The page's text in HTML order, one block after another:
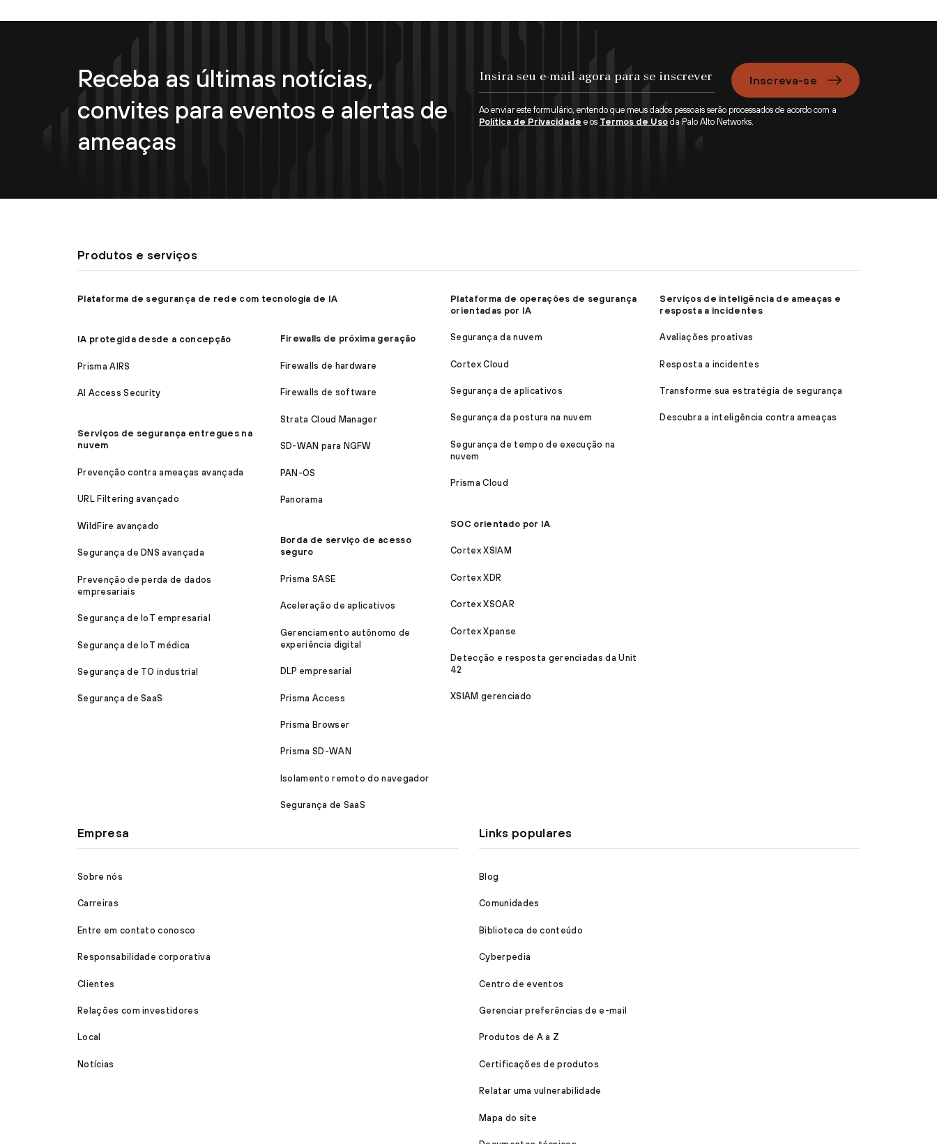
Receba as últimas notícias,
convites para eventos e alertas de
ameaças
Inscreva-se
Ao enviar este formulário, entendo que meus dados pessoais serão processados de acordo com a
Política de Privacidade e os Termos de Uso da Palo Alto Networks.
Produtos e serviços
Plataforma de segurança de rede com tecnologia de IA
IA protegida desde a concepção
Prisma AIRS
AI Access Security
Serviços de segurança entregues na
nuvem
Prevenção contra ameaças avançada
URL Filtering avançado
WildFire avançado
Segurança de DNS avançada
Prevenção de perda de dados
empresariais
Segurança de IoT empresarial
Segurança de IoT médica
Segurança de TO industrial
Segurança de SaaS
Firewalls de próxima geração
Firewalls de hardware
Firewalls de software
Strata Cloud Manager
SD-WAN para NGFW
PAN-OS
Panorama
Borda de serviço de acesso
seguro
Prisma SASE
Aceleração de aplicativos
Gerenciamento autônomo de
experiência digital
DLP empresarial
Prisma Access
Prisma Browser
Prisma SD-WAN
Isolamento remoto do navegador
Segurança de SaaS
Plataforma de operações de segurança
orientadas por IA
Segurança da nuvem
Cortex Cloud
Segurança de aplicativos
Segurança da postura na nuvem
Segurança de tempo de execução na
nuvem
Prisma Cloud
SOC orientado por IA
Cortex XSIAM
Cortex XDR
Cortex XSOAR
Cortex Xpanse
Detecção e resposta gerenciadas da Unit
42
XSIAM gerenciado
Serviços de inteligência de ameaças e
resposta a incidentes
Avaliações proativas
Resposta a incidentes
Transforme sua estratégia de segurança
Descubra a inteligência contra ameaças
Empresa
Sobre nós
Carreiras
Entre em contato conosco
Responsabilidade corporativa
Clientes
Relações com investidores
Local
Notícias
Links populares
Blog
Comunidades
Biblioteca de conteúdo
Cyberpedia
Centro de eventos
Gerenciar preferências de e-mail
Produtos de A a Z
Certificações de produtos
Relatar uma vulnerabilidade
Mapa do site